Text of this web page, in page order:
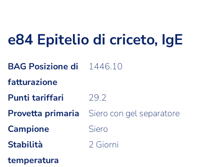
e84 Epitelio di criceto, IgE
BAG Posizione di
fatturazione
1446.10
Punti tariffari
29.2
Provetta primaria
Siero con gel separatore
Campione
Siero
Stabilità
temperatura
2 Giorni